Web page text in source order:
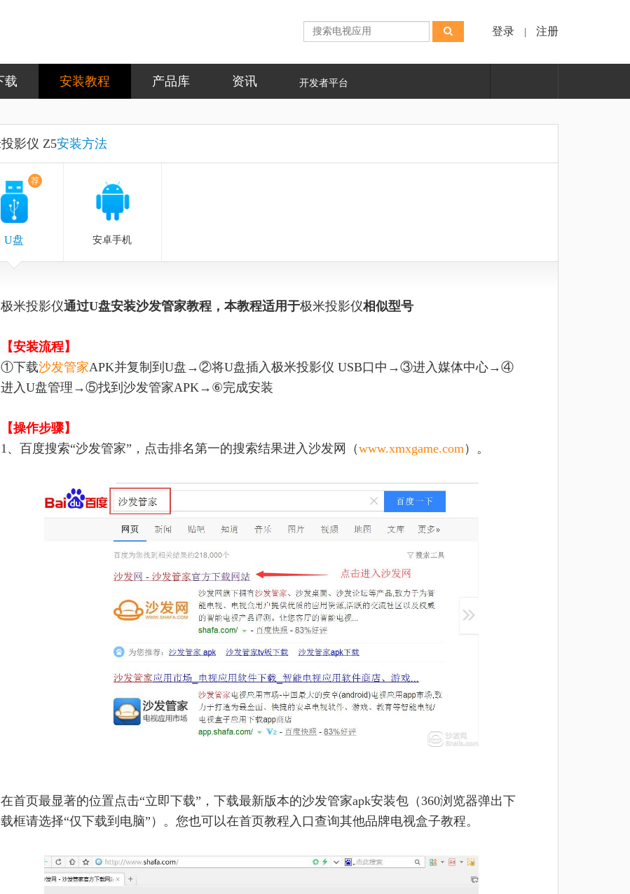
登录 注册
载 安装教程 产品库 资讯 开发者平台
影仪 Z5安装方法
荐
U盘 安卓手机
极米投影仪通过U盘安装沙发管家教程，本教程适用于极米投影仪相似型号
【安装流程】
①下载沙发管家APK并复制到U盘 →②将U盘插入极米投影仪 USB口中 →③进入媒体中心→④
进入U盘管理 →⑤找到沙发管家APK→ ⑥完成安装
【操作步骤】
1、百度搜索“沙发管家”，点击排名第一的搜索结果进入沙发网（www.xmxgame.com）。
在首页最显著的位置点击“立即下载”，下载最新版本的沙发管家apk安装包（360浏览器弹出下
载框请选择“仅下载到电脑”） 。 您也可以在首页教程入口查询其他品牌电视盒子教程。